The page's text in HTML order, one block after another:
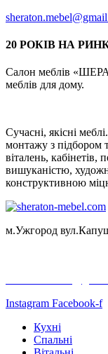
20 РОКІВ НА
Салон меблів
меблів для дому.
Сучасні, якісні
монтажу з підбором
віталень, кабінетів,
вишуканістю,
конструктивною
м.Ужгород
Instagram Facebook-f
Кухні
Спальні